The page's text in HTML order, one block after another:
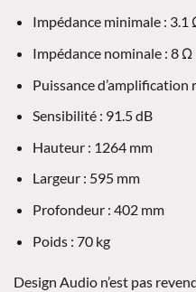
Impédance minimale : 3.1
Impédance nominale : 8 Ω
Puissance
Sensibilité : 91.5 dB
Hauteur : 1264 mm
Largeur : 595 mm
Profondeur : 402 mm
Poids : 70 kg
Design Audio n’est pas